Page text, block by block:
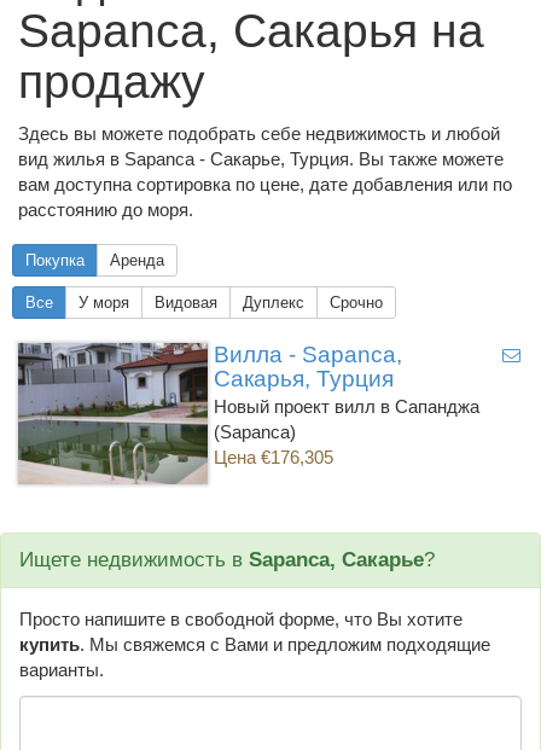
Sapanca, Сакарья на
продажу
Здесь вы можете подобрать себе недвижимость и любой
вид жилья в Sapanca - Сакарье, Турция. Вы также можете
вам доступна сортировка по цене, дате добавления или по
расстоянию до моря.
Покупка Аренда
Все У моря Видовая Дуплекс Срочно
Вилла - Sapanca,
Сакарья, Турция
Новый проект вилл в Сапанджа
(Sapanca)
Цена €176,305
Ищете недвижимость в Sapanca, Сакарье?
Просто напишите в свободной форме, что Вы хотите
купить. Мы свяжемся с Вами и предложим подходящие
варианты.